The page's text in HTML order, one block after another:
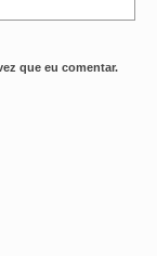
que eu comentar.